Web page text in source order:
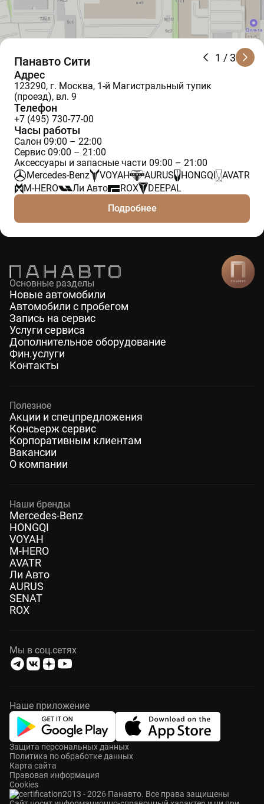
1 / 3
Панавто Сити
Адрес
123290, г. Москва, 1-й Магистральный тупик
(проезд), вл. 9
Телефон
+7 (495) 730-77-00
Часы работы
Салон 09:00 – 22:00
Сервис 09:00 – 21:00
Аксессуары и запасные части 09:00 – 21:00
Mercedes-Benz
VOYAH AURUS HONGQI
AVATR
M-HERO
Ли Авто ROX
DEEPAL
Подробнее
Основные разделы
Новые автомобили
Автомобили с пробегом
Запись на сервис
Услуги сервиса
Дополнительное оборудование
Фин.услуги
Контакты
Полезное
Акции и спецпредложения
Консьерж сервис
Корпоративным клиентам
Вакансии
О компании
Наши бренды
Mercedes-Benz
HONGQI
VOYAH
M-HERO
AVATR
Ли Авто
AURUS
SENAT
ROX
Мы в соц.сетях
Наше приложение
2013 - 2026 Панавто. Все права защищены
Защита персональных данных
Политика по обработке данных
Карта сайта
Правовая информация
Cookies